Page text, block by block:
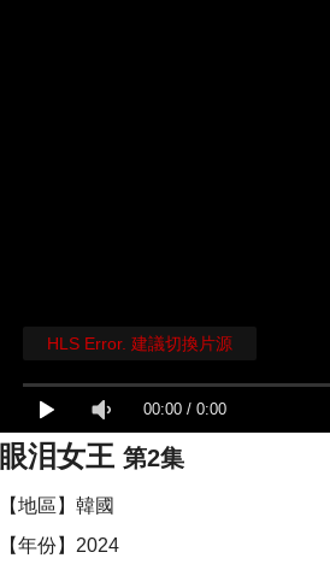
00:00 /0:00
HLS Error. 建議切換片源
眼泪女王第2集
【地區】韓國
【年份】2024